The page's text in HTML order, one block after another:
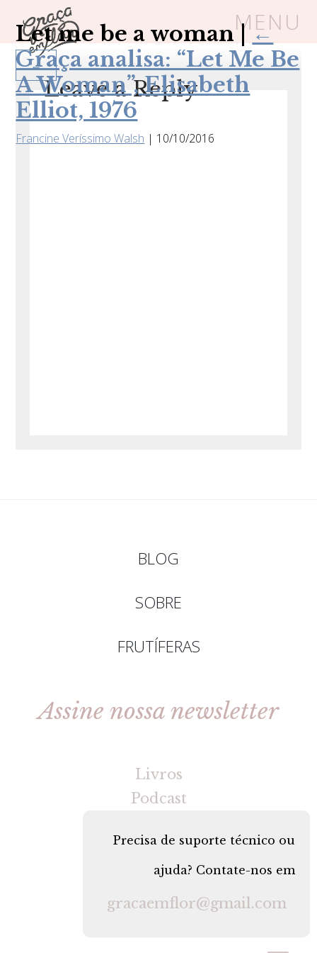
MENU
Um espaço seguro onde mulheres
cristãs podem florescer em Cristo
Let me be a woman| ←
Graça analisa: “Let Me Be
A Woman”, Elisabeth
Elliot, 1976
Francine Veríssimo Walsh | 10/10/2016
←
Leave a Reply
BLOG
SOBRE
FRUTÍFERAS
Assine nossa newsletter
Livros
Podcast
Precisa de suporte técnico ou
ajuda? Contate-nos em
gracaemflor@gmail.com